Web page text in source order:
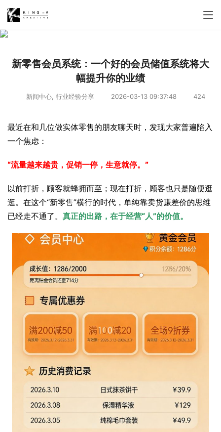
新零售会员系统：一个好的会员储值系统将大
幅提升你的业绩
新闻中心, 行业经验分享 2026-03-13 09:37:48 424
最近在和几位做实体零售的朋友聊天时，发现大家普遍陷入
一个焦虑：
“流量越来越贵，促销一停，生意就停。”
以前打折，顾客就蜂拥而至；现在打折，顾客也只是随便逛
逛。在这个“新零售”横行的时代，单纯靠卖货赚差价的思维
已经走不通了。 真正的出路，在于经营“人”的价值。